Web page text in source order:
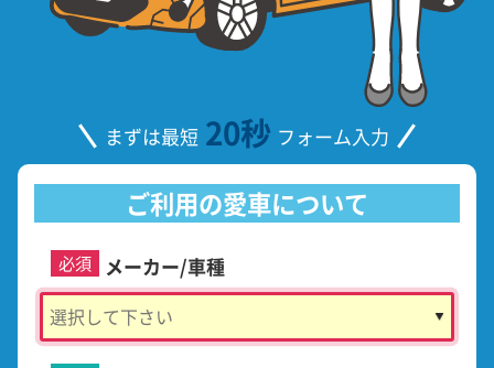
まずは最短 20秒 フォーム入力
ご利用の愛車について
メーカー/車種
必須